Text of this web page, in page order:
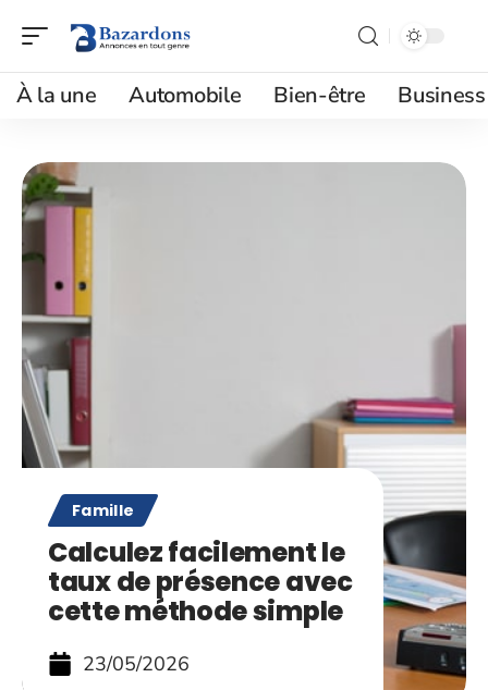
À la une Automobile Bien-être Business
Famille
Calculez facilement le
taux de présence avec
cette méthode simple
23/05/2026